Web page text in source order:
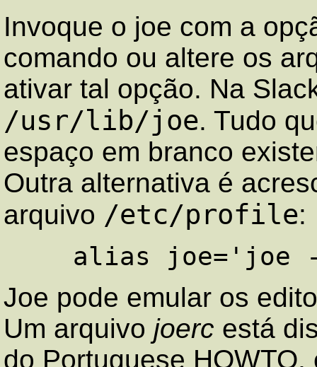
Invoque o joe com a
comando ou altere os
ativar tal opção. Na
/usr/lib/joe. Tudo
espaço em branco
Outra alternativa é
arquivo /etc/profile:
Joe pode emular os
Um arquivo joerc está
do Portuguese